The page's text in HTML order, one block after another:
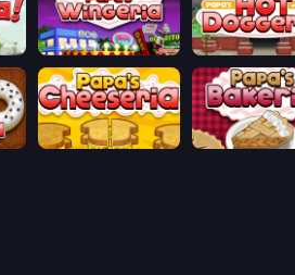
Papa's Wingeria
Papa's Cheeseria Papa's Bakeria